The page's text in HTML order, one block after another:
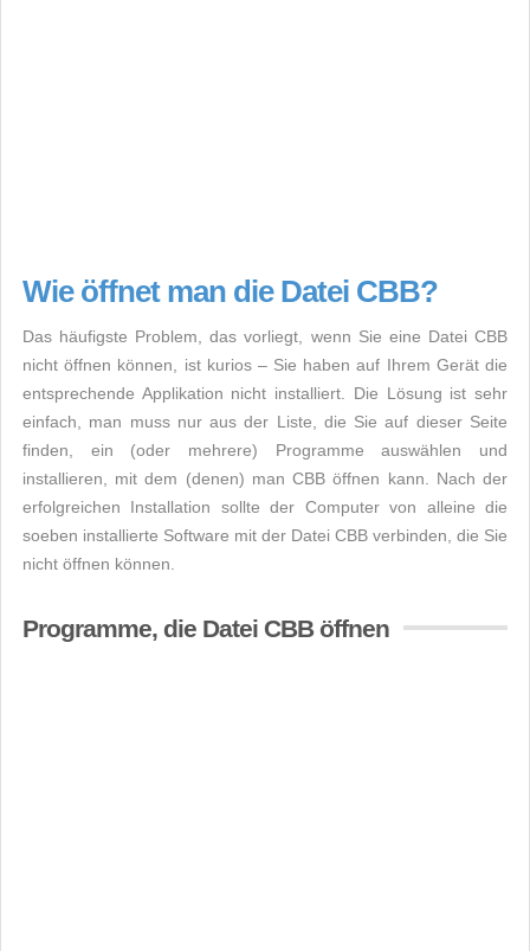
Wie öffnet man die Datei CBB?
Das häufigste Problem, das vorliegt, wenn Sie eine Datei CBB
nicht öffnen können, ist kurios – Sie haben auf Ihrem Gerät die
entsprechende Applikation nicht installiert. Die Lösung ist sehr
einfach, man muss nur aus der Liste, die Sie auf dieser Seite
finden, ein (oder mehrere) Programme auswählen und
installieren, mit dem (denen) man CBB öffnen kann. Nach der
erfolgreichen Installation sollte der Computer von alleine die
soeben installierte Software mit der Datei CBB verbinden, die Sie
nicht öffnen können.
Programme, die Datei CBB öffnen